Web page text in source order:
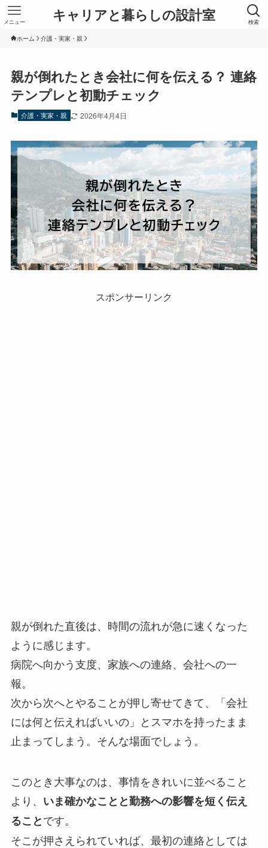
キャリアと暮らしの設計室 検索
メニュー
ホーム 介護・実家・親
親が倒れたとき会社に何を伝える？ 連絡
テンプレと初動チェック
介護・実家・親 2026年4月4日
スポンサーリンク
親が倒れた直後は、時間の流れが急に速くなった
ように感じます。
病院へ向かう支度、家族への連絡、会社への一
報。
次から次へとやることが押し寄せてきて、「会社
には何と伝えればいいの」とスマホを持ったまま
止まってしまう。そんな場面でしょう。
このとき大事なのは、事情をきれいに並べること
より、 いま確かなことと勤務への影響を短く伝え
ることです。
そこが押さえられていれば、最初の連絡としては